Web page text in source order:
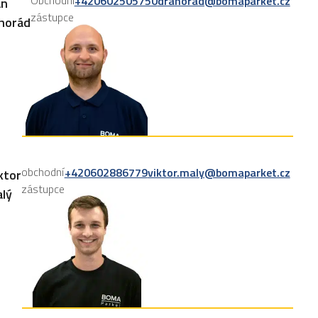
zástupce
obchodní
zástupce
+420602886779viktor.maly@bomaparket.cz